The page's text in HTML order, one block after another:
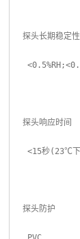
探头长期稳定性
探头响应时间
探头防护